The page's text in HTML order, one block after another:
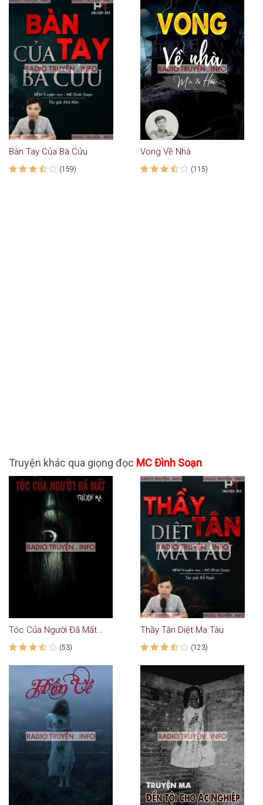
Bàn Tay Của Bà Cửu
(159)
Vong Về Nhà
(115)
Truyện khác qua giọng đọc MC Đình Soạn
Tóc Của Người Đã Mất - Truyện Ma
(53)
Thầy Tân Diệt Ma Tàu
(123)